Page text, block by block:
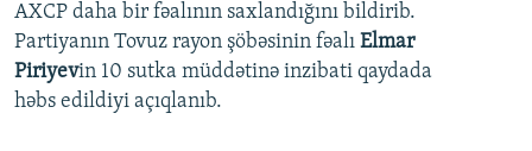
AXCP daha bir fəalının saxlandığını bildirib.
Partiyanın Tovuz rayon şöbəsinin fəalı Elmar
Piriyevin 10 sutka müddətinə inzibati qaydada
həbs edildiyi açıqlanıb.